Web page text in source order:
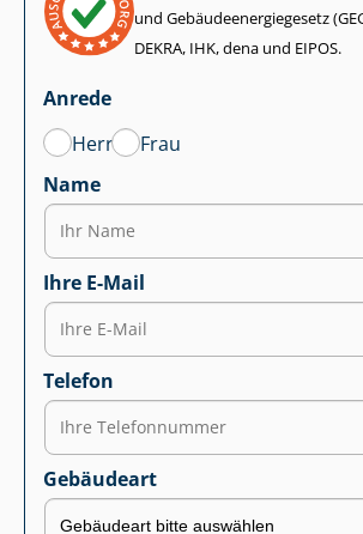
und Ge­bäu­de­en­er­gie­ge­setz
DEKRA, IHK, dena und EIPOS.
Anrede
Herr
Frau
Name
Ihre E-Mail
Telefon
Gebäudeart